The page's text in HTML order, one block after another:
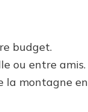
budget.
ou entre amis.
la montagne en